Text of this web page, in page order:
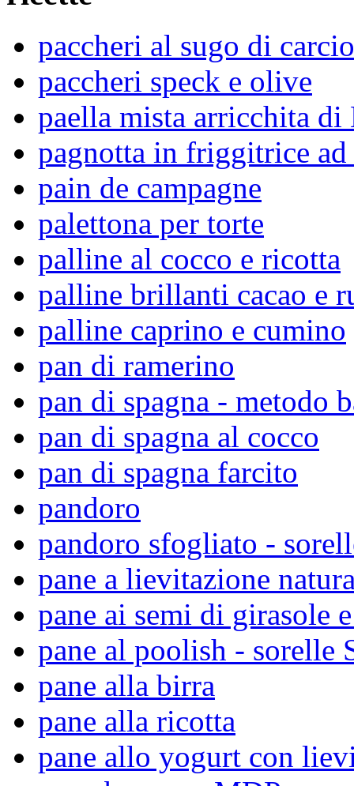
paccheri al sugo di
paccheri speck e olive
paella mista arricchita di
pagnotta in friggitrice ad
pain de campagne
palettona per torte
palline al cocco e ricotta
palline brillanti cacao e
palline caprino e cumino
pan di ramerino
pan di spagna - metodo
pan di spagna al cocco
pan di spagna farcito
pandoro
pandoro sfogliato -
pane a lievitazione
pane ai semi di girasole
pane al poolish - sorelle
pane alla birra
pane alla ricotta
pane allo yogurt con